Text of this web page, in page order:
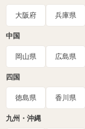
大阪府 兵庫県
中国
岡山県 広島県
四国
徳島県 香川県
九州・沖縄